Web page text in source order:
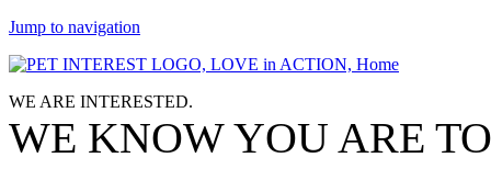
Jump to navigation
WE ARE INTERESTED.
WE KNOWYOU ARE